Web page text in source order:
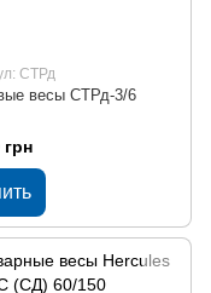
СТРд
весы СТРд-3/6
грн